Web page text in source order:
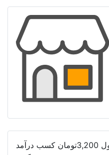
3,200تومان
کسب درآمد